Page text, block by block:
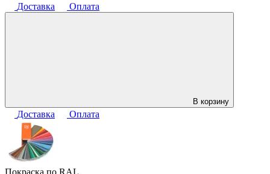
Доставка
Оплата
В корзину
Доставка Оплата